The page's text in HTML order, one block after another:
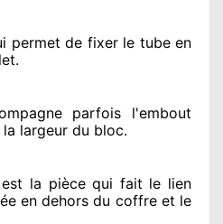
permet de fixer le tube en
parfois l'embout
largeur du bloc.
la pièce qui fait le lien
en dehors du coffre et le